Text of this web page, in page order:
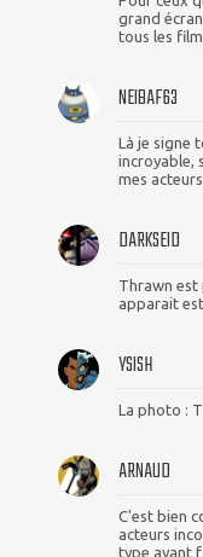
grand
tous les
NEIBAF63
Là je signe
incroyable,
mes
DARKSEID
Thrawn est
apparait
YSISH
La photo :
ARNAUD
C'est bien
acteurs
type ayant